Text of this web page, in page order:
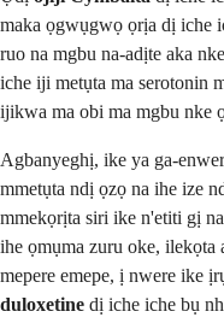
maka ọgwụgwọ ọrịa dị iche
ruo na mgbu na-adịte aka
iche iji metụta ma serotonin
ijikwa ma obi ma mgbu nke
Agbanyeghị, ike ya ga-
mmetụta ndị ọzọ na ihe ize
mmekọrịta siri ike n'etiti gị
ihe ọmụma zuru oke,
mepere emepe, ị nwere ike
duloxetine dị iche iche bụ